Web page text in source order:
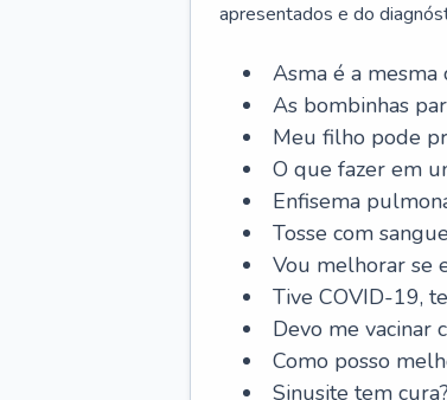
apresentados e do
Asma é a mesma
As bombinhas
Meu filho pode
O que fazer em
Enfisema
Tosse com
Vou melhorar se
Tive COVID-19,
Devo me vacinar
Como posso
Sinusite tem cura?